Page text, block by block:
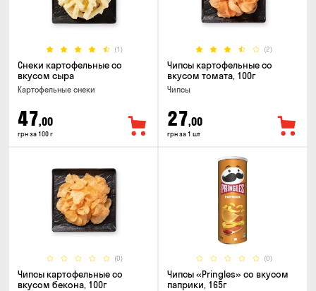
(1)
Снеки картофельные со
вкусом сыра
Картофельные снеки
47,00
грн за 100 г
(2)
Чипсы картофельные со
вкусом томата, 100г
Чипсы
27,00
грн за 1 шт
(0)
Чипсы картофельные со
вкусом бекона, 100г
(0)
Чипсы «Pringles» со вкусом
паприки, 165г